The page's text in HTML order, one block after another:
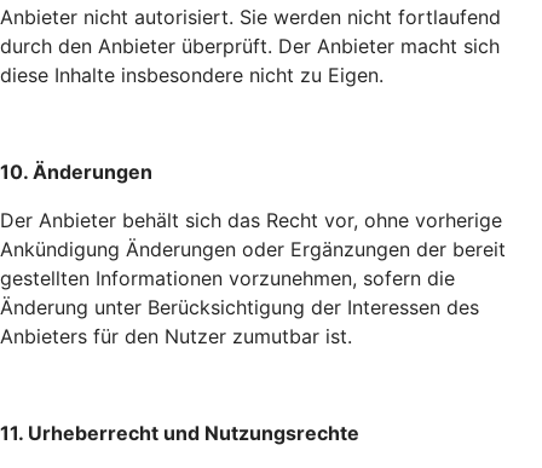
Anbieter nicht autorisiert. Sie werden nicht fortlaufend
durch den Anbieter überprüft. Der Anbieter macht sich
diese Inhalte insbesondere nicht zu Eigen.
10. Änderungen
Der Anbieter behält sich das Recht vor, ohne vorherige
Ankündigung Änderungen oder Ergänzungen der bereit
gestellten Informationen vorzunehmen, sofern die
Änderung unter Berücksichtigung der Interessen des
Anbieters für den Nutzer zumutbar ist.
11. Urheberrecht und Nutzungsrechte